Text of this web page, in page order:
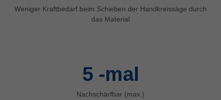
Weniger Kraftbedarf beim Schieben der Handkreissäge durch
das Material
5 -mal
Nachschärfbar (max.)